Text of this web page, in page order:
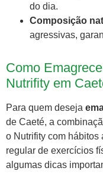
do dia.
Composição
agressivas,
Como
Nutrifity em
Para quem deseja
de Caeté, a
o Nutrifity com hábitos
regular de exercícios
algumas dicas